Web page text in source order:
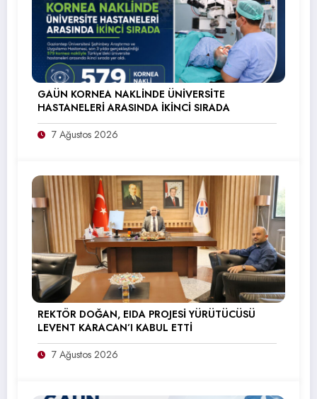
GAÜN KORNEA NAKLİNDE ÜNİVERSİTE
HASTANELERİ ARASINDA İKİNCİ SIRADA
7 Ağustos 2026
REKTÖR DOĞAN, EIDA PROJESİ YÜRÜTÜCÜSÜ
LEVENT KARACAN’I KABUL ETTİ
7 Ağustos 2026